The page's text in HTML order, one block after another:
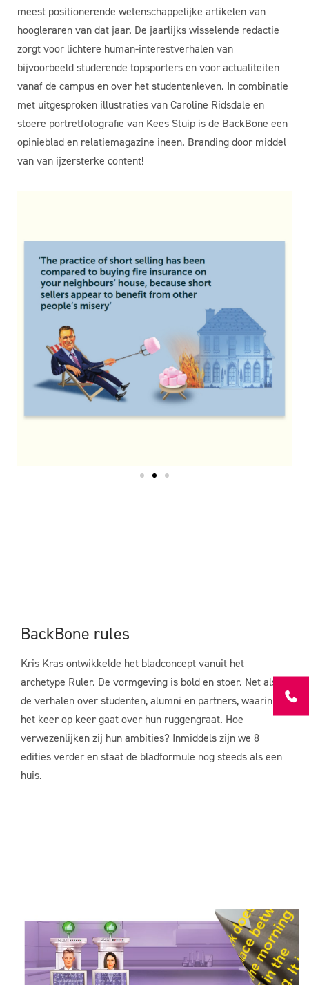
meest positionerende wetenschappelijke artikelen van
hoogleraren van dat jaar. De jaarlijks wisselende redactie
zorgt voor lichtere human-interestverhalen van
bijvoorbeeld studerende topsporters en voor actualiteiten
vanaf de campus en over het studentenleven. In combinatie
met uitgesproken illustraties van Caroline Ridsdale en
stoere portretfotografie van Kees Stuip is de BackBone een
opinieblad en relatiemagazine ineen. Branding door middel
van van ijzersterke content!
BackBone rules
Kris Kras ontwikkelde het bladconcept vanuit het
archetype Ruler. De vormgeving is bold en stoer. Net als
de verhalen over studenten, alumni en partners, waarin
het keer op keer gaat over hun ruggengraat. Hoe
verwezenlijken zij hun ambities? Inmiddels zijn we 8
edities verder en staat de bladformule nog steeds als een
huis.